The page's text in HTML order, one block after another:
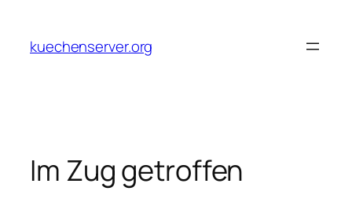
content
kuechenserver.org
Im Zug getroffen